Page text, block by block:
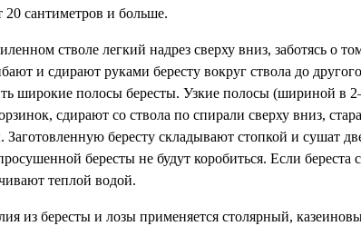
20 сантиметров и больше.
стволе легкий надрез сверху вниз, заботясь о
и сдирают руками бересту вокруг ствола до
широкие полосы бересты. Узкие полосы (шириной в
сдирают со ствола по спирали сверху вниз,
бересту складывают стопкой и сушат
бересты не будут коробиться. Если береста
теплой водой.
из бересты и лозы применяется столярный,